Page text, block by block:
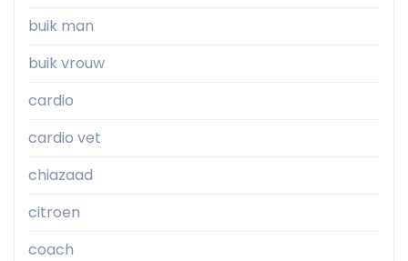
buik man
buik vrouw
cardio
cardio vet
chiazaad
citroen
coach